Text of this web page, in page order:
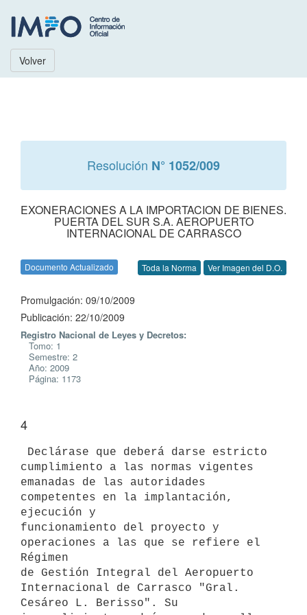
Volver
Resolución N° 1052/009
EXONERACIONES A LA IMPORTACION DE BIENES.
PUERTA DEL SUR S.A. AEROPUERTO
INTERNACIONAL DE CARRASCO
Documento Actualizado Toda la Norma Ver Imagen del D.O.
Promulgación: 09/10/2009
Publicación: 22/10/2009
Registro Nacional de Leyes y Decretos:
Tomo: 1
Semestre: 2
Año: 2009
Página: 1173
4
cumplimiento a las normas vigentes
emanadas de las autoridades
competentes en la implantación,
ejecución y
funcionamiento del proyecto y
operaciones a las que se refiere el
Régimen
de Gestión Integral del Aeropuerto
Internacional de Carrasco "Gral.
Cesáreo L. Berisso". Su